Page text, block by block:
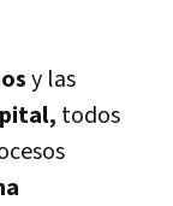
y las
todos